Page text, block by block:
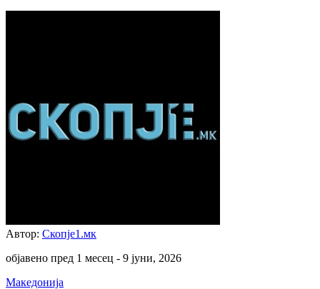
Автор: Скопје1.мк
објавено пред 1 месец - 9 јуни, 2026
Македонија